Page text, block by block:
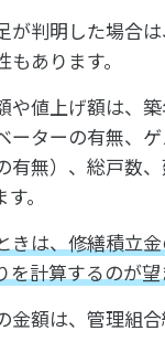
が判明した場合
あります。
や値上げ額は、
ーターの有無、
有無）、総戸数
。
きは、修繕積立
を計算するのが
金額は、管理組